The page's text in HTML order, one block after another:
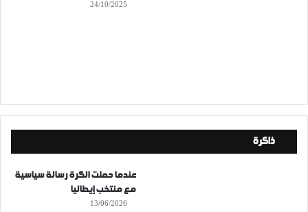
24/10/2025
ذاكرة
عندما حملت الكرة رسالة سياسية
مع منتخب إيطاليا
13/06/2026